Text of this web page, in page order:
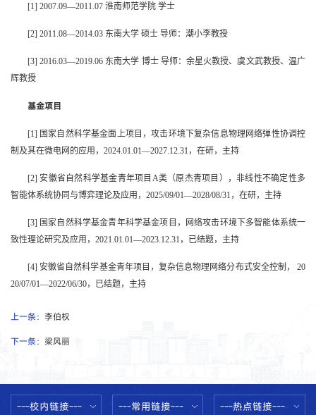
[1] 2007.09—2011.07 淮南师范学院 学士
[2] 2011.08—2014.03 东南大学 硕士 导师：潮小李教授
[3] 2016.03—2019.06 东南大学 博士 导师：余星火教授、虞文武教授、温广
辉教授
基金项目
[1] 国家自然科学基金面上项目，攻击环境下复杂信息物理网络弹性协调控
制及其在微电网的应用，2024.01.01—2027.12.31，在研，主持
[2] 安徽省自然科学基金青年项目A类（原杰青项目），非线性不确定性多
智能体系统协同与博弈理论及应用，2025/09/01—2028/08/31，在研，主持
[3] 国家自然科学基金青年科学基金项目，网络攻击环境下多智能体系统一
致性理论研究及应用，2021.01.01—2023.12.31，已结题，主持
[4] 安徽省自然科学基金青年项目，复杂信息物理网络分布式安全控制， 20
20/07/01—2022/06/30，已结题，主持
上一条： 李伯权
下一条： 梁风丽
---校内链接--- ---常用链接--- ---热点链接---